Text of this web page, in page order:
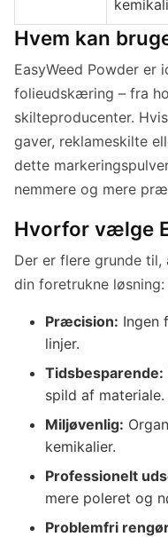
Hvem kan
EasyWeed Powder er
folieudskæring – fra
skilteproducenter.
gaver, reklameskilte
dette
nemmere og mere
Hvorfor vælge
Der er flere grunde
din foretrukne løsning:
Præcision: Ingen
linjer.
Tidsbesparende:
spild af materiale.
Miljøvenlig:
kemikalier.
Professionelt
mere poleret og
Problemfri